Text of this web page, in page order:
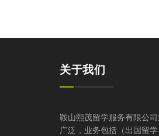
关于我们
鞍山熙茂留学服务有限公
广泛，业务包括（出国留学